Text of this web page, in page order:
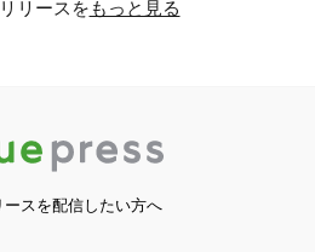
リースをもっと見る
ースを配信したい方へ